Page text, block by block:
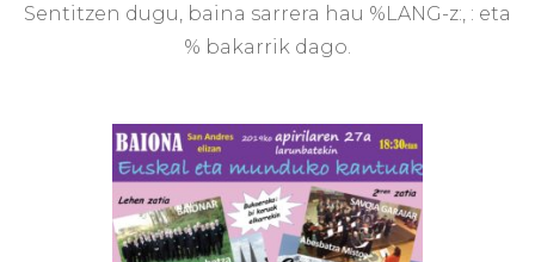
Sentitzen dugu, baina sarrera hau %LANG-z:, : eta
% bakarrik dago.